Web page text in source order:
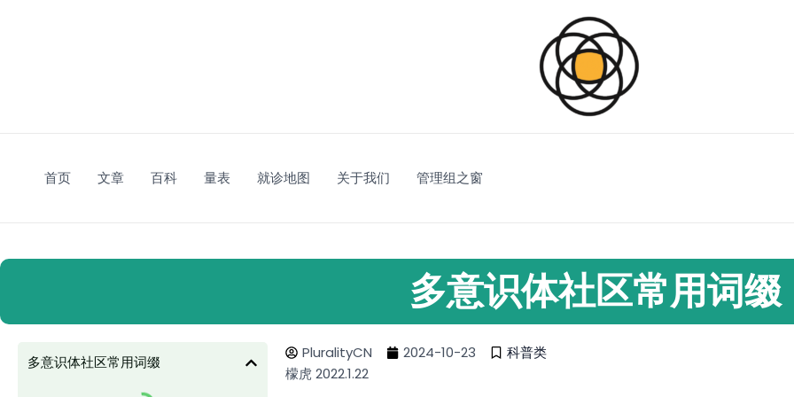
首页 文章 百科 量表 就诊地图 关于我们 管理组之窗
多意识体社区常用词缀
多意识体社区常用词缀
PluralityCN 2024-10-23
科普类
檬虎 2022.1.22